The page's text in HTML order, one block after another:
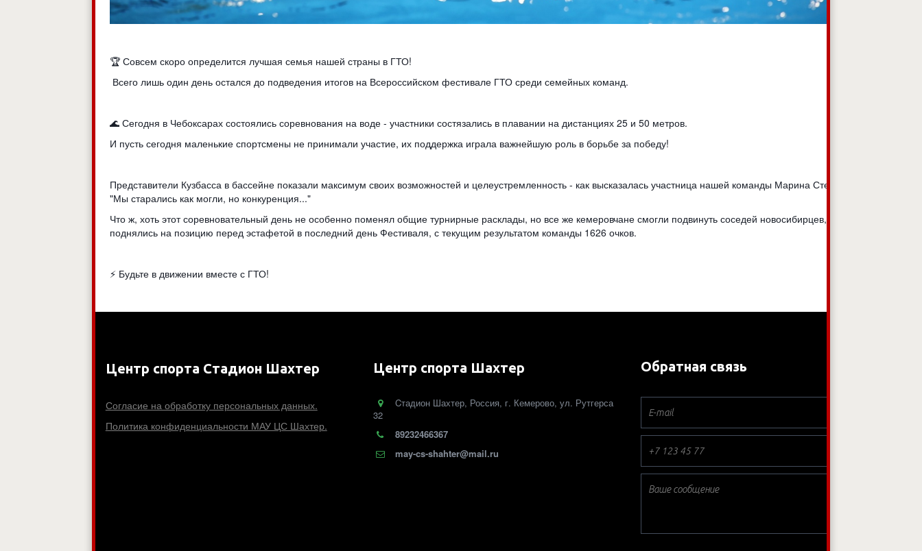
🏆 Совсем скоро определится лучшая семья нашей страны в ГТО!
Всего лишь один день остался до подведения итогов на Всероссийском фестивале ГТО среди семейных команд.
🌊 Сегодня в Чебоксарах состоялись соревнования на воде - участники состязались в плавании на дистанциях 25 и 50 метров.
И пусть сегодня маленькие спортсмены не принимали участие, их поддержка играла важнейшую роль в борьбе за победу!
Представители Кузбасса в бассейне показали максимум своих возможностей и целеустремленность - как высказалась участница нашей команды Марина Степанова:
"Мы старались как могли, но конкуренция..."
Что ж, хоть этот соревновательный день не особенно поменял общие турнирные расклады, но все же кемеровчане смогли подвинуть соседей новосибирцев, и
поднялись на позицию перед эстафетой в последний день Фестиваля, с текущим результатом команды 1626 очков.
⚡ Будьте в движении вместе с ГТО!
Центр спорта Стадион Шахтер
Согласие на обработку персональных данных.
Политика конфиденциальности МАУ ЦС Шахтер.
Центр спорта Шахтер
Cтадион Шахтер, Россия, г. Кемерово,ул. Рутгерса
32
89232466367
may-cs-shahter@mail.ru
Обратная связь